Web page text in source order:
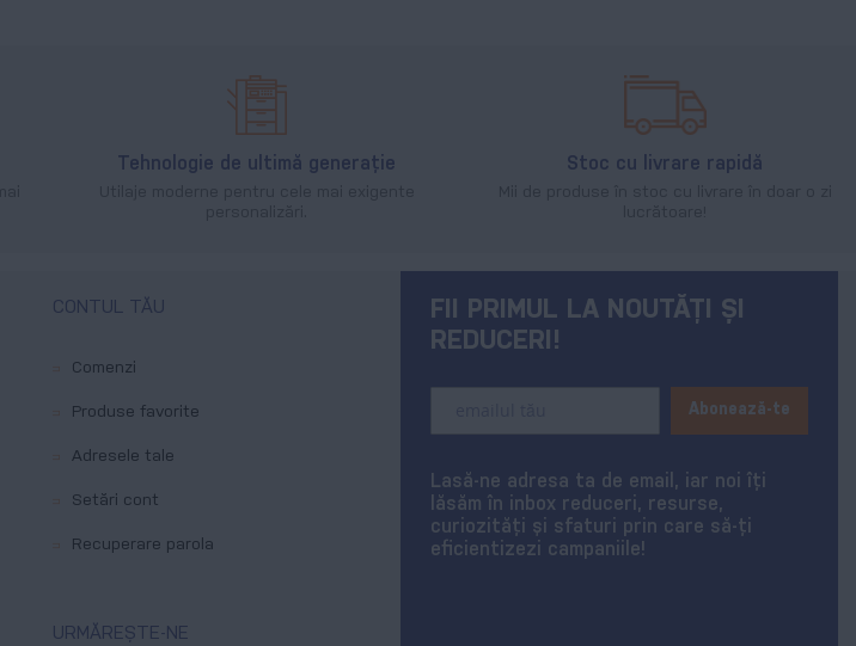
Tehnologie de ultimă generație Stoc cu livrare rapidă
CONTUL TĂU
Comenzi
Produse favorite
Adresele tale
Setări cont
Recuperare parola
URMĂREȘTE-NE
FII PRIMUL LA NOUTĂȚI ȘI
REDUCERI!
Newsletter:
Abonează-te
Lasă-ne adresa ta de email, iar noi îți
lăsăm în inbox reduceri, resurse,
curiozități și sfaturi prin care să-ți
eficientizezi campaniile!